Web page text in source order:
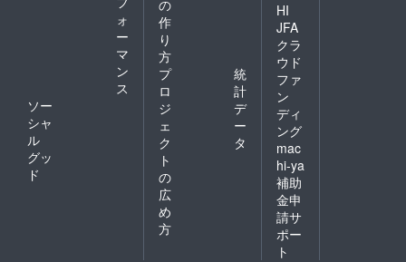
ォ
ー
マ
ン
ス
ソー
シャ
ル
グッ
ド
の
作
り
方
プ
ロ
ジ
ェ
ク
ト
の
広
め
方
統
計
デ
ー
タ
HI
JFA
クラ
ウド
ファ
ン
ディ
ング
mac
hi-ya
補助
金申
請サ
ポー
ト